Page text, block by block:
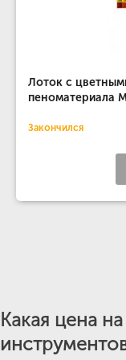
Лоток с
пеноматериала
Закончился
Какая цена